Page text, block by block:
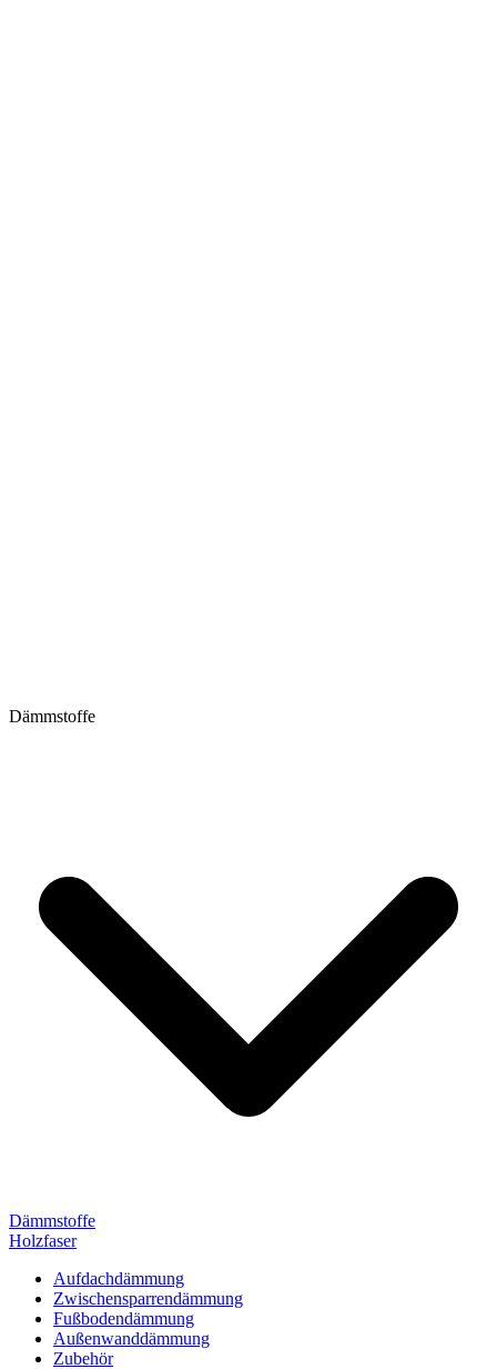
Dämmstoffe
Dämmstoffe
Holzfaser
Aufdachdämmung
Zwischensparrendämmung
Fußbodendämmung
Außenwanddämmung
Zubehör